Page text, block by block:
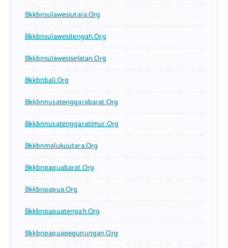
Bkkbnsulawesiutara.org
Bkkbnsulawesitengah.org
Bkkbnsulawesiselatan.org
Bkkbnbali.org
Bkkbnnusatenggarabarat.org
Bkkbnnusatenggaratimur.org
Bkkbnmalukuutara.org
Bkkbnpapuabarat.org
Bkkbnpapua.org
Bkkbnpapuatengah.org
Bkkbnpapuapegunungan.org